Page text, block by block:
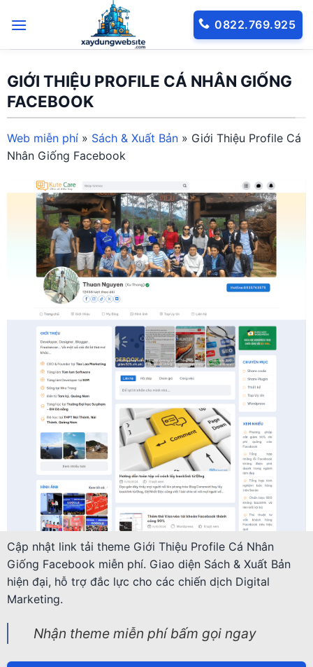
qua
0822.769.925
GIỚI THIỆU PROFILE CÁ NHÂN GIỐNG
FACEBOOK
Web miễn phí » Sách & Xuất Bản » Giới Thiệu Profile Cá
Nhân Giống Facebook
Cập nhật link tải theme Giới Thiệu Profile Cá Nhân
Giống Facebook miễn phí. Giao diện Sách & Xuất Bản
hiện đại, hỗ trợ đắc lực cho các chiến dịch Digital
Marketing.
Nhận theme miễn phí bấm gọi ngay